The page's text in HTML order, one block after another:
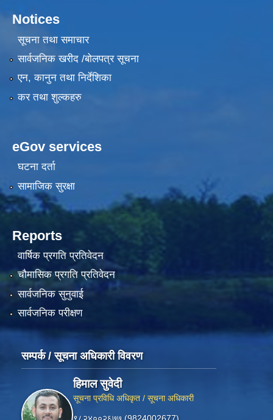
Notices
सूचना तथा समाचार
सार्वजनिक खरीद /बोलपत्र सूचना
एन, कानुन तथा निर्देशिका
कर तथा शुल्कहरु
eGov services
घटना दर्ता
सामाजिक सुरक्षा
Reports
वार्षिक प्रगति प्रतिवेदन
चौमासिक प्रगति प्रतिवेदन
सार्वजनिक सुनुवाई
सार्वजनिक परीक्षण
सम्पर्क / सूचना अधिकारी विवरण
हिमाल सुवेदी
सूचना प्रविधि अधिकृत / सूचना अधिकारी